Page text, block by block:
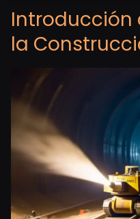
Introducción
la